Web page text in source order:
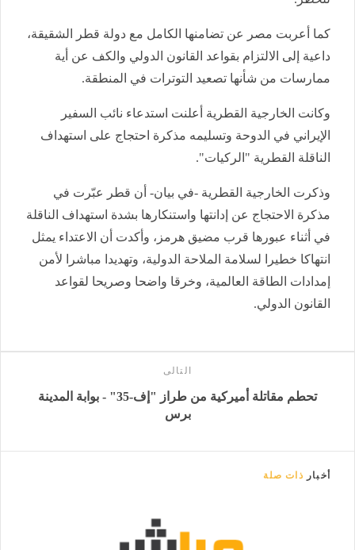
كما أعربت مصر عن تضامنها الكامل مع دولة قطر الشقيقة،
داعية إلى الالتزام بقواعد القانون الدولي والكف عن أية
ممارسات من شأنها تصعيد التوترات في المنطقة.
وكانت الخارجية القطرية أعلنت استدعاء نائب السفير
الإيراني في الدوحة وتسليمه مذكرة احتجاج على استهداف
الناقلة القطرية "الركيات".
وذكرت الخارجية القطرية -في بيان- أن قطر عبّرت في
مذكرة الاحتجاج عن إدانتها واستنكارها بشدة استهداف الناقلة
في أثناء عبورها قرب مضيق هرمز، وأكدت أن الاعتداء يمثل
انتهاكا خطيرا لسلامة الملاحة الدولية، وتهديدا مباشرا لأمن
إمدادات الطاقة العالمية، وخرقا واضحا وصريحا لقواعد
القانون الدولي.
التالى
تحطم مقاتلة أميركية من طراز "إف-35" - بوابة المدينة
برس
أخبار ذات صلة